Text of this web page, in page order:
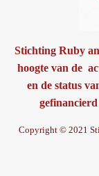
Stichting Ruby
hoogte van de
en de status
Copyright © 2021